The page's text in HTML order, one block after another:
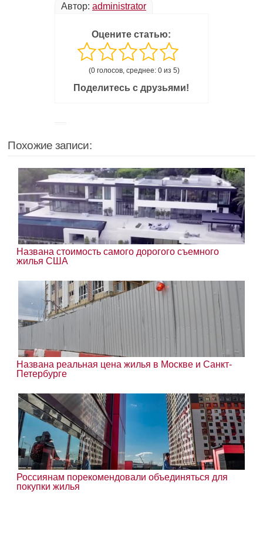
Автор: administrator
Оцените статью:
(0 голосов, среднее: 0 из 5)
Поделитесь с друзьями!
Похожие записи:
Названа стоимость самого дорогого съемного
жилья США
Названа реальная цена жилья в Москве и Санкт-
Петербурге
Россиянам порекомендовали объединяться для
покупки жилья